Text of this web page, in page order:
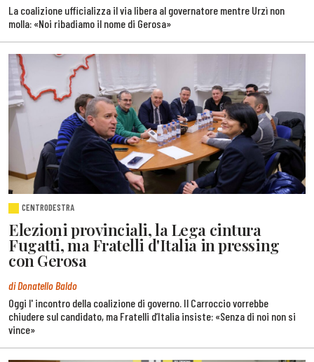
La coalizione ufficializza il via libera al governatore mentre Urzì non
molla: «Noi ribadiamo il nome di Gerosa»
CENTRODESTRA
Elezioni provinciali, la Lega cintura
Fugatti, ma Fratelli d'Italia in pressing
con Gerosa
di Donatello Baldo
Oggi l' incontro della coalizione di governo. Il Carroccio vorrebbe
chiudere sul candidato, ma Fratelli d’Italia insiste: «Senza di noi non si
vince»